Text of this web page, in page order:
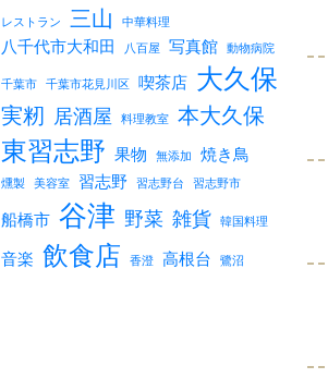
レストラン 三山 中華料理
八千代市大和田 八百屋 写真館 動物病院
千葉市 千葉市花見川区 喫茶店 大久保
実籾 居酒屋 料理教室 本大久保
東習志野 果物 無添加 焼き鳥
燻製 美容室 習志野 習志野台 習志野市
船橋市 谷津 野菜 雑貨 韓国料理
音楽 飲食店 香澄 高根台 鷺沼